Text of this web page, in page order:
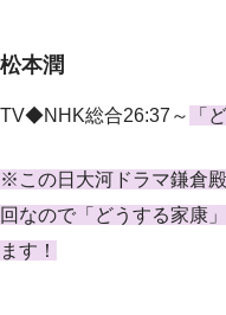
松本潤
TV◆NHK総合26:37～ 「
※この日大河ドラマ鎌倉
回なので「どうする家康
ます！